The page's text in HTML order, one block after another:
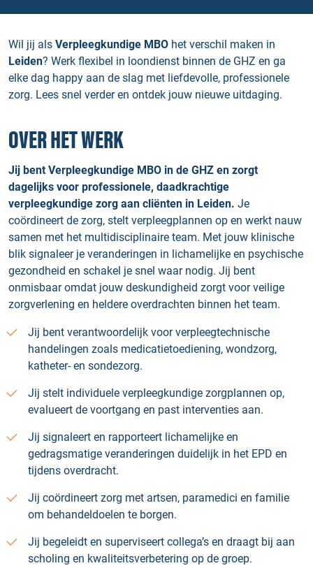
Wil jij als Verpleegkundige MBO het verschil maken in
Leiden? Werk flexibel in loondienst binnen de GHZ en ga
elke dag happy aan de slag met liefdevolle, professionele
zorg. Lees snel verder en ontdek jouw nieuwe uitdaging.
OVER HET WERK
Jij bent Verpleegkundige MBO in de GHZ en zorgt
dagelijks voor professionele, daadkrachtige
verpleegkundige zorg aan cliënten in Leiden. Je
coördineert de zorg, stelt verpleegplannen op en werkt nauw
samen met het multidisciplinaire team. Met jouw klinische
blik signaleer je veranderingen in lichamelijke en psychische
gezondheid en schakel je snel waar nodig. Jij bent
onmisbaar omdat jouw deskundigheid zorgt voor veilige
zorgverlening en heldere overdrachten binnen het team.
Jij bent verantwoordelijk voor verpleegtechnische
handelingen zoals medicatietoediening, wondzorg,
katheter- en sondezorg.
Jij stelt individuele verpleegkundige zorgplannen op,
evalueert de voortgang en past interventies aan.
Jij signaleert en rapporteert lichamelijke en
gedragsmatige veranderingen duidelijk in het EPD en
tijdens overdracht.
Jij coördineert zorg met artsen, paramedici en familie
om behandeldoelen te borgen.
Jij begeleidt en superviseert collega’s en draagt bij aan
scholing en kwaliteitsverbetering op de groep.